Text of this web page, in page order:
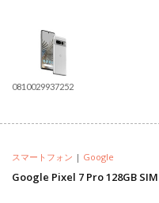
0810029937252
スマートフォン | Google
Google Pixel 7 Pro 128GB